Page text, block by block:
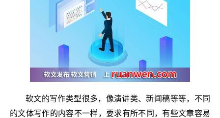
软文的写作类型很多，像演讲类、新闻稿等等，不同
的文体写作的内容不一样，要求有所不同，有些文章容易